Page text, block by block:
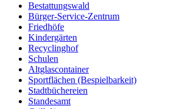
Bestattungswald
Bürger-Service-Zentrum
Friedhöfe
Kindergärten
Recyclinghof
Schulen
Altglascontainer
Sportflächen (Bespielbarkeit)
Stadtbüchereien
Standesamt